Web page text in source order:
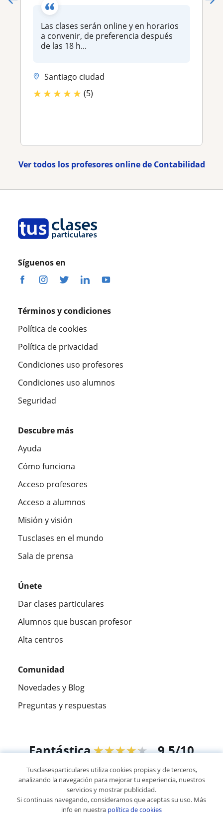
Las clases serán online y en horarios
a convenir, de preferencia después
de las 18 h...
Santiago ciudad
★★★★★ (5)
Ver todos los profesores online de Contabilidad
Síguenos en
Términos y condiciones
Política de cookies
Política de privacidad
Condiciones uso profesores
Condiciones uso alumnos
Seguridad
Descubre más
Ayuda
Cómo funciona
Acceso profesores
Acceso a alumnos
Misión y visión
Tusclases en el mundo
Sala de prensa
Únete
Dar clases particulares
Alumnos que buscan profesor
Alta centros
Comunidad
Novedades y Blog
Preguntas y respuestas
Fantástica★★★★★ 9,5/10
305915opiniones de alumnos
© 2007 - 2026 Tus clases particulares
Tusclasesparticulares utiliza cookies propias y de terceros,
analizando la navegación para mejorar tu experiencia, nuestros
servicios y mostrar publicidad.
Si continuas navegando, consideramos que aceptas su uso. Más
info en nuestra política de cookies